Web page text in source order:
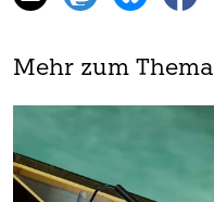
Mehr zum Thema